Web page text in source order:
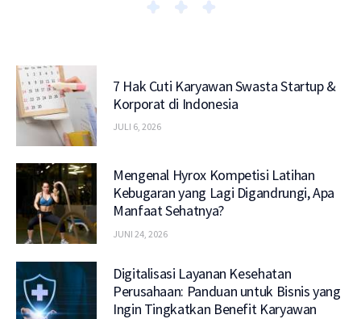
7 Hak Cuti Karyawan Swasta Startup &
Korporat di Indonesia
JULI 6, 2026
Mengenal Hyrox Kompetisi Latihan
Kebugaran yang Lagi Digandrungi, Apa
Manfaat Sehatnya?
JUNI 24, 2026
Digitalisasi Layanan Kesehatan
Perusahaan: Panduan untuk Bisnis yang
Ingin Tingkatkan Benefit Karyawan